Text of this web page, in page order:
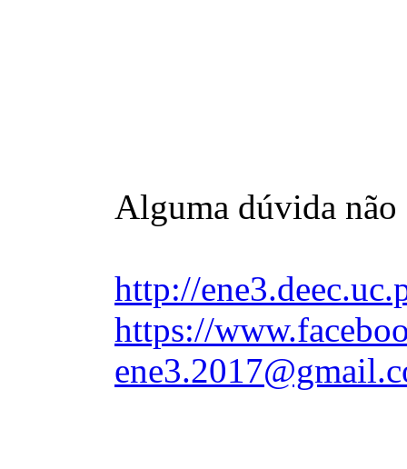
Alguma dúvida não
http://
https://